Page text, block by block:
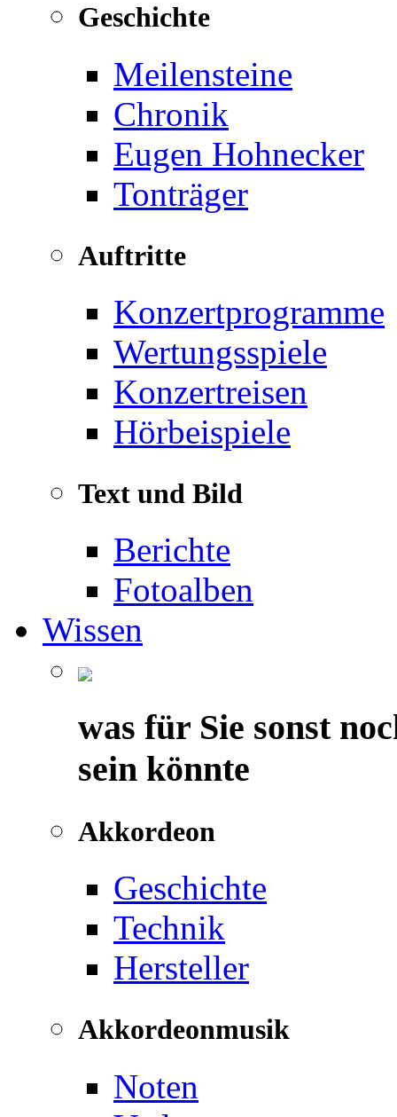
Geschichte
Meilensteine
Chronik
Eugen Hohnecker
Tonträger
Auftritte
Konzertprogramme
Wertungsspiele
Konzertreisen
Hörbeispiele
Text und Bild
Berichte
Fotoalben
Wissen
was für Sie sonst
sein könnte
Akkordeon
Geschichte
Technik
Hersteller
Akkordeonmusik
Noten